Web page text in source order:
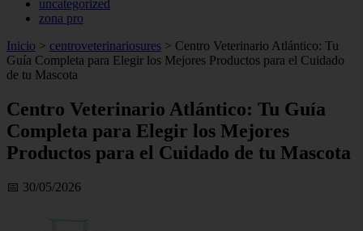
uncategorized
zona pro
Inicio > centroveterinariosures > Centro Veterinario Atlántico: Tu
Guía Completa para Elegir los Mejores Productos para el Cuidado
de tu Mascota
Centro Veterinario Atlántico: Tu Guía
Completa para Elegir los Mejores
Productos para el Cuidado de tu Mascota
📅 30/05/2026